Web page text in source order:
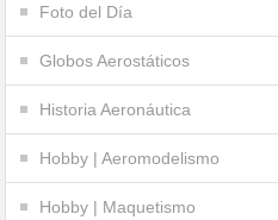
Foto del Día
Globos Aerostáticos
Historia Aeronáutica
Hobby | Aeromodelismo
Hobby | Maquetismo